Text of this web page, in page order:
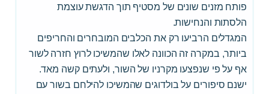
פותח מזנים שונים של מסטיף תוך הדגשת עוצמת
הלסתות והנחישות.
המגדלים הרביעו רק את הכלבים המובחרים והחריפים
ביותר, במקרה זה הכוונה לאלו שהמשיכו לרוץ חזרה לשור
אף על פי שנפצעו מקרניו של השור, ולעתים קשה מאד.
ישנם סיפורים על בולדוגים שהמשיכו להילחם בשור עם